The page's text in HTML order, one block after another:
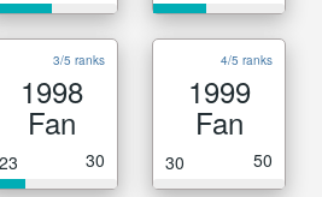
3/5 ranks
1998
Fan
23 30
4/5 ranks
1999
Fan
30 50